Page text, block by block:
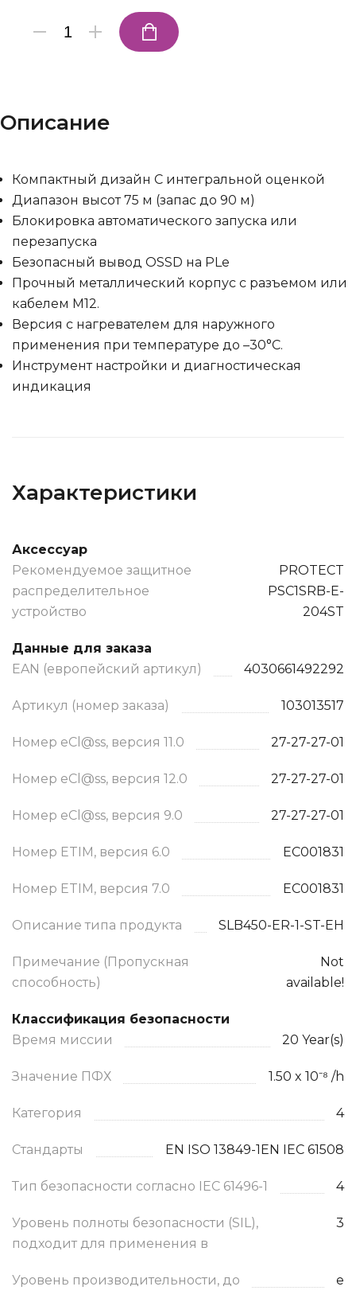
Описание
Компактный дизайн С интегральной оценкой
Диапазон высот 75 м (запас до 90 м)
Блокировка автоматического запуска или
перезапуска
Безопасный вывод OSSD на PLe
Прочный металлический корпус с разъемом или
кабелем M12.
Версия с нагревателем для наружного
применения при температуре до –30°C.
Инструмент настройки и диагностическая
индикация
Характеристики
Аксессуар
Рекомендуемое защитное
распределительное
устройство
PROTECT
PSC1SRB-E-
204ST
Данные для заказа
EAN (европейский артикул)
4030661492292
Артикул (номер заказа) 103013517
Номер eCl@ss, версия 11.0 27-27-27-01
Номер eCl@ss, версия 12.0 27-27-27-01
Номер eCl@ss, версия 9.0 27-27-27-01
Номер ETIM, версия 6.0 EC001831
Номер ETIM, версия 7.0 EC001831
Описание типа продукта SLB450-ER-1-ST-EH
Примечание (Пропускная
способность)
Not
available!
Классификация безопасности
Время миссии
20 Year(s)
Значение ПФХ 1.50 x 10⁻⁸ /h
Категория 4
Стандарты EN ISO 13849-1EN IEC 61508
Тип безопасности согласно IEC 61496-1 4
Уровень полноты безопасности (SIL),
подходит для применения в
3
Уровень производительности, до e